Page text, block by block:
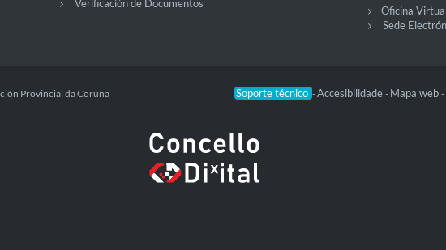
Verificación de Documentos
Oficina
Sede
Soporte técnico -Accesibilidade - Mapa web -
Provincial da Coruña